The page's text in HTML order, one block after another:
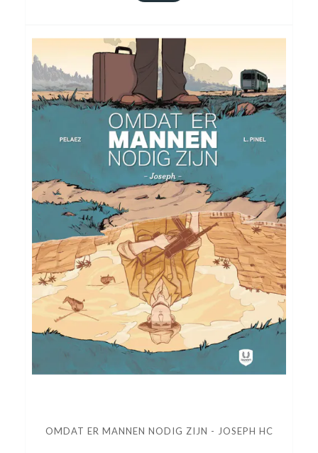
OMDAT ER MANNEN NODIG ZIJN - JOSEPH HC